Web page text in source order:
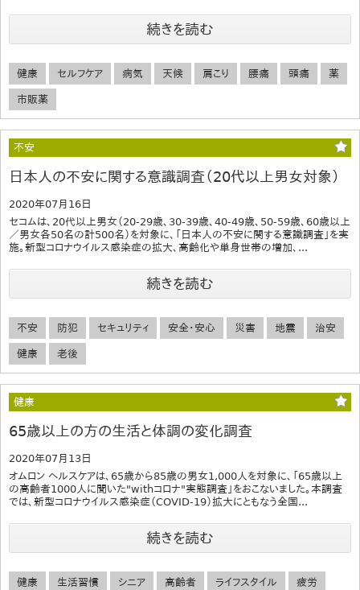
続きを読む
健康 セルフケア 病気 天候 肩こり 腰痛 頭痛 薬
市販薬
不安
日本人の不安に関する意識調査（20代以上男女対象）
2020年07月16日
セコムは、20代以上男女（20-29歳、30-39歳、40-49歳、50-59歳、60歳以上
／男女各50名の計500名）を対象に、「日本人の不安に関する意識調査」を実
施。新型コロナウイルス感染症の拡大、高齢化や単身世帯の増加、...
続きを読む
不安 防犯 セキュリティ 安全・安心 災害 地震 治安
健康 老後
健康
65歳以上の方の生活と体調の変化調査
2020年07月13日
オムロン ヘルスケアは、65歳から85歳の男女1,000人を対象に、「65歳以上
の高齢者1000人に聞いた"withコロナ"実態調査」をおこないました。本調査
では、新型コロナウイルス感染症（COVID-19）拡大にともなう全国...
続きを読む
健康 生活習慣 シニア 高齢者 ライフスタイル 疲労